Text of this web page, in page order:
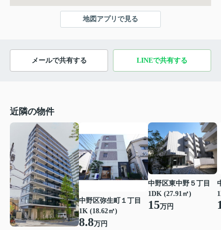
地図アプリで見る
メールで共有する LINEで共有する
近隣の物件
中野区弥生町１丁目
1K (18.62㎡)
8.8万円
中野区東中野５丁目
1DK (27.91㎡)
15万円